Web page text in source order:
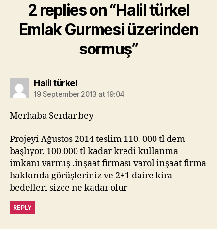
2 replies on “Halil türkel
Emlak Gurmesi üzerinden
sormuş”
Halil türkelsays:
19 September 2013 at 19:04
Merhaba Serdar bey
Projeyi Ağustos 2014 teslim 110. 000 tl dem
başlıyor. 100.000 tl kadar kredi kullanma
imkanı varmış .inşaat firması varol inşaat firma
hakkında görüşleriniz ve 2+1 daire kira
bedelleri sizce ne kadar olur
REPLY